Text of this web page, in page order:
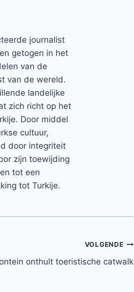
journalist
getogen in het
van de
van de wereld.
landelijke
zich richt op het
Door middel
cultuur,
door integriteit
zijn toewijding
tot een
tot Turkije.
VOLGENDE
onthult toeristische catwalk